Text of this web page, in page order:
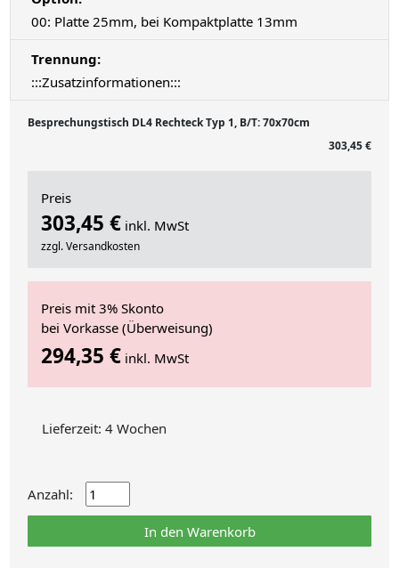
00: Platte 25mm, bei Kompaktplatte 13mm
Trennung:
:::Zusatzinformationen:::
Besprechungstisch DL4 Rechteck Typ 1, B/T: 70x70cm
303,45 €
Preis
303,45 € inkl. MwSt
zzgl. Versandkosten
Preis mit 3% Skonto
bei Vorkasse (Überweisung)
294,35 € inkl. MwSt
Lieferzeit: 4 Wochen
Anzahl:
In den Warenkorb